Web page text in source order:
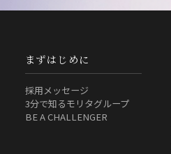
まずはじめに
採用メッセージ
3分で知るモリタグループ
BE A CHALLENGER